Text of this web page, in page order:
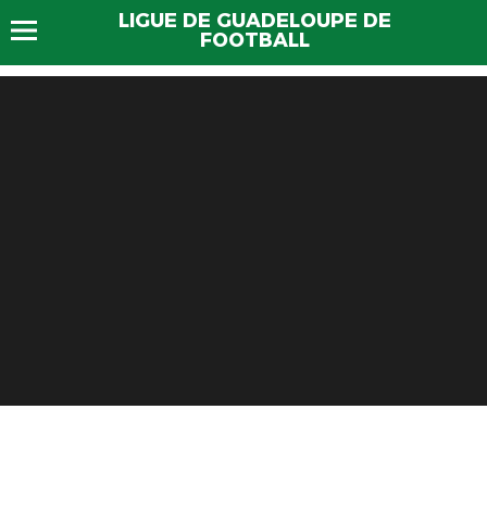
LIGUE DE GUADELOUPE DE
FOOTBALL